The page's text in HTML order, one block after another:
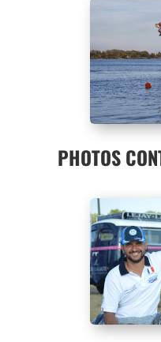
PHOTOS